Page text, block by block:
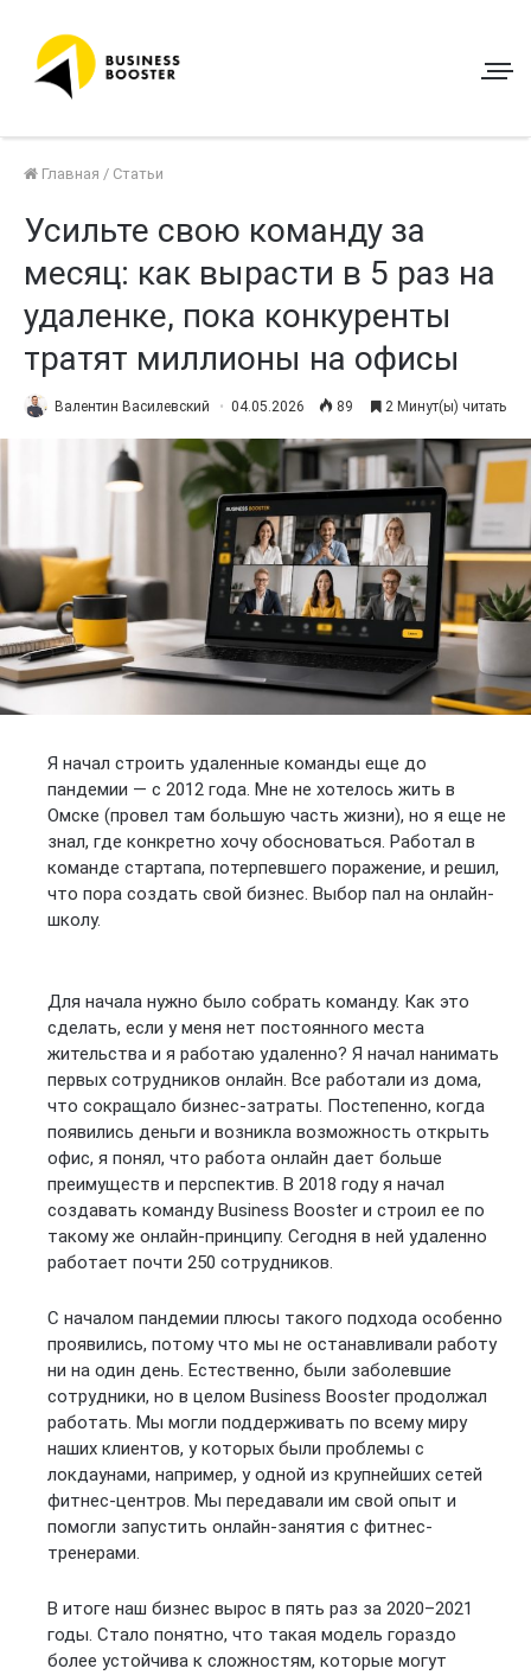
Главная / Статьи
Усильте свою команду за
месяц: как вырасти в 5 раз на
удаленке, пока конкуренты
тратят миллионы на офисы
Валентин Василевский 04.05.2026 89 2 Минут(ы) читать
Я начал строить удаленные команды еще до
пандемии — с 2012 года. Мне не хотелось жить в
Омске (провел там большую часть жизни), но я еще не
знал, где конкретно хочу обосноваться. Работал в
команде стартапа, потерпевшего поражение, и решил,
что пора создать свой бизнес. Выбор пал на онлайн-
школу.
Для начала нужно было собрать команду. Как это
сделать, если у меня нет постоянного места
жительства и я работаю удаленно? Я начал нанимать
первых сотрудников онлайн. Все работали из дома,
что сокращало бизнес-затраты. Постепенно, когда
появились деньги и возникла возможность открыть
офис, я понял, что работа онлайн дает больше
преимуществ и перспектив. В 2018 году я начал
создавать команду Business Booster и строил ее по
такому же онлайн-принципу. Сегодня в ней удаленно
работает почти 250 сотрудников.
С началом пандемии плюсы такого подхода особенно
проявились, потому что мы не останавливали работу
ни на один день. Естественно, были заболевшие
сотрудники, но в целом Business Booster продолжал
работать. Мы могли поддерживать по всему миру
наших клиентов, у которых были проблемы с
локдаунами, например, у одной из крупнейших сетей
фитнес-центров. Мы передавали им свой опыт и
помогли запустить онлайн-занятия с фитнес-
тренерами.
В итоге наш бизнес вырос в пять раз за 2020–2021
годы. Стало понятно, что такая модель гораздо
более устойчива к сложностям, которые могут